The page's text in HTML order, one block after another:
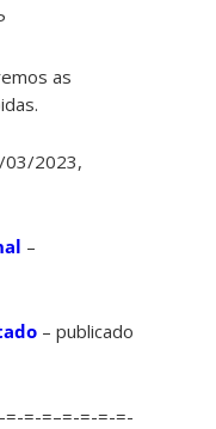
as
03/2023,
–
– publicado
=-=–=-=-=-=-